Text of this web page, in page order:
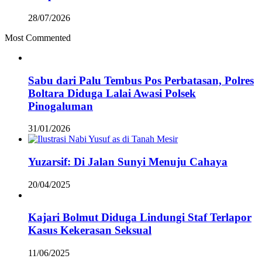
28/07/2026
Most Commented
Sabu dari Palu Tembus Pos Perbatasan, Polres
Boltara Diduga Lalai Awasi Polsek
Pinogaluman
31/01/2026
Yuzarsif: Di Jalan Sunyi Menuju Cahaya
20/04/2025
Kajari Bolmut Diduga Lindungi Staf Terlapor
Kasus Kekerasan Seksual
11/06/2025